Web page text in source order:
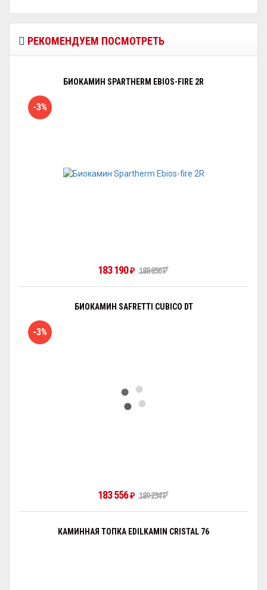
РЕКОМЕНДУЕМ ПОСМОТРЕТЬ
БИОКАМИН SPARTHERM EBIOS-FIRE 2R
-3%
183 190₽ 188 856₽
БИОКАМИН SAFRETTI CUBICO DT
-3%
183 556₽ 189 234₽
КАМИННАЯ ТОПКА EDILKAMIN CRISTAL 76